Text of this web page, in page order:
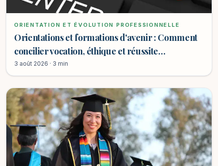
ORIENTATION ET ÉVOLUTION PROFESSIONNELLE
Orientations et formations d'avenir : Comment
concilier vocation, éthique et réussite
professionnelle ?
3 août 2026 · 3 min